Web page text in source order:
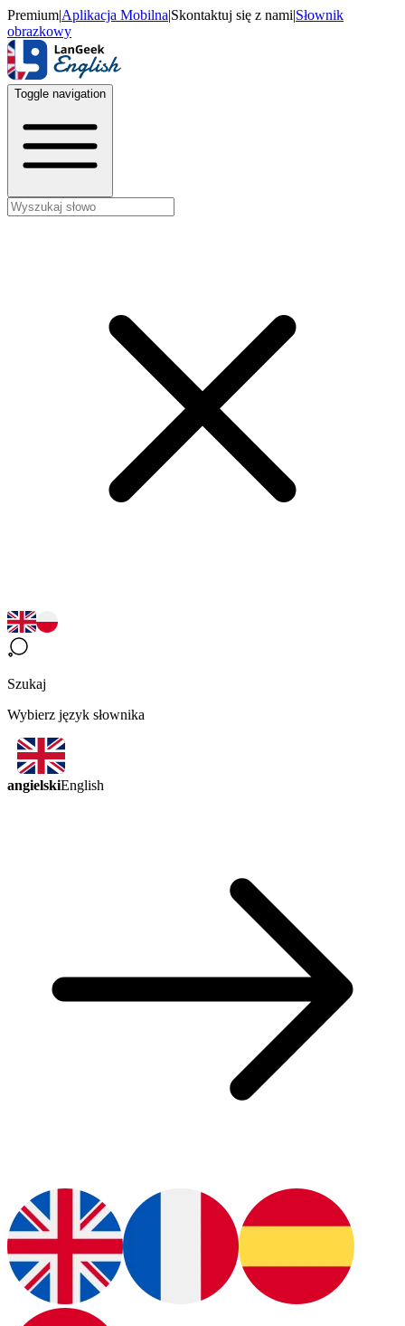
Premium|Aplikacja Mobilna|Skontaktuj się z nami|Słownik
obrazkowy
Toggle navigation
Szukaj
Wybierz język słownika
angielskiEnglish